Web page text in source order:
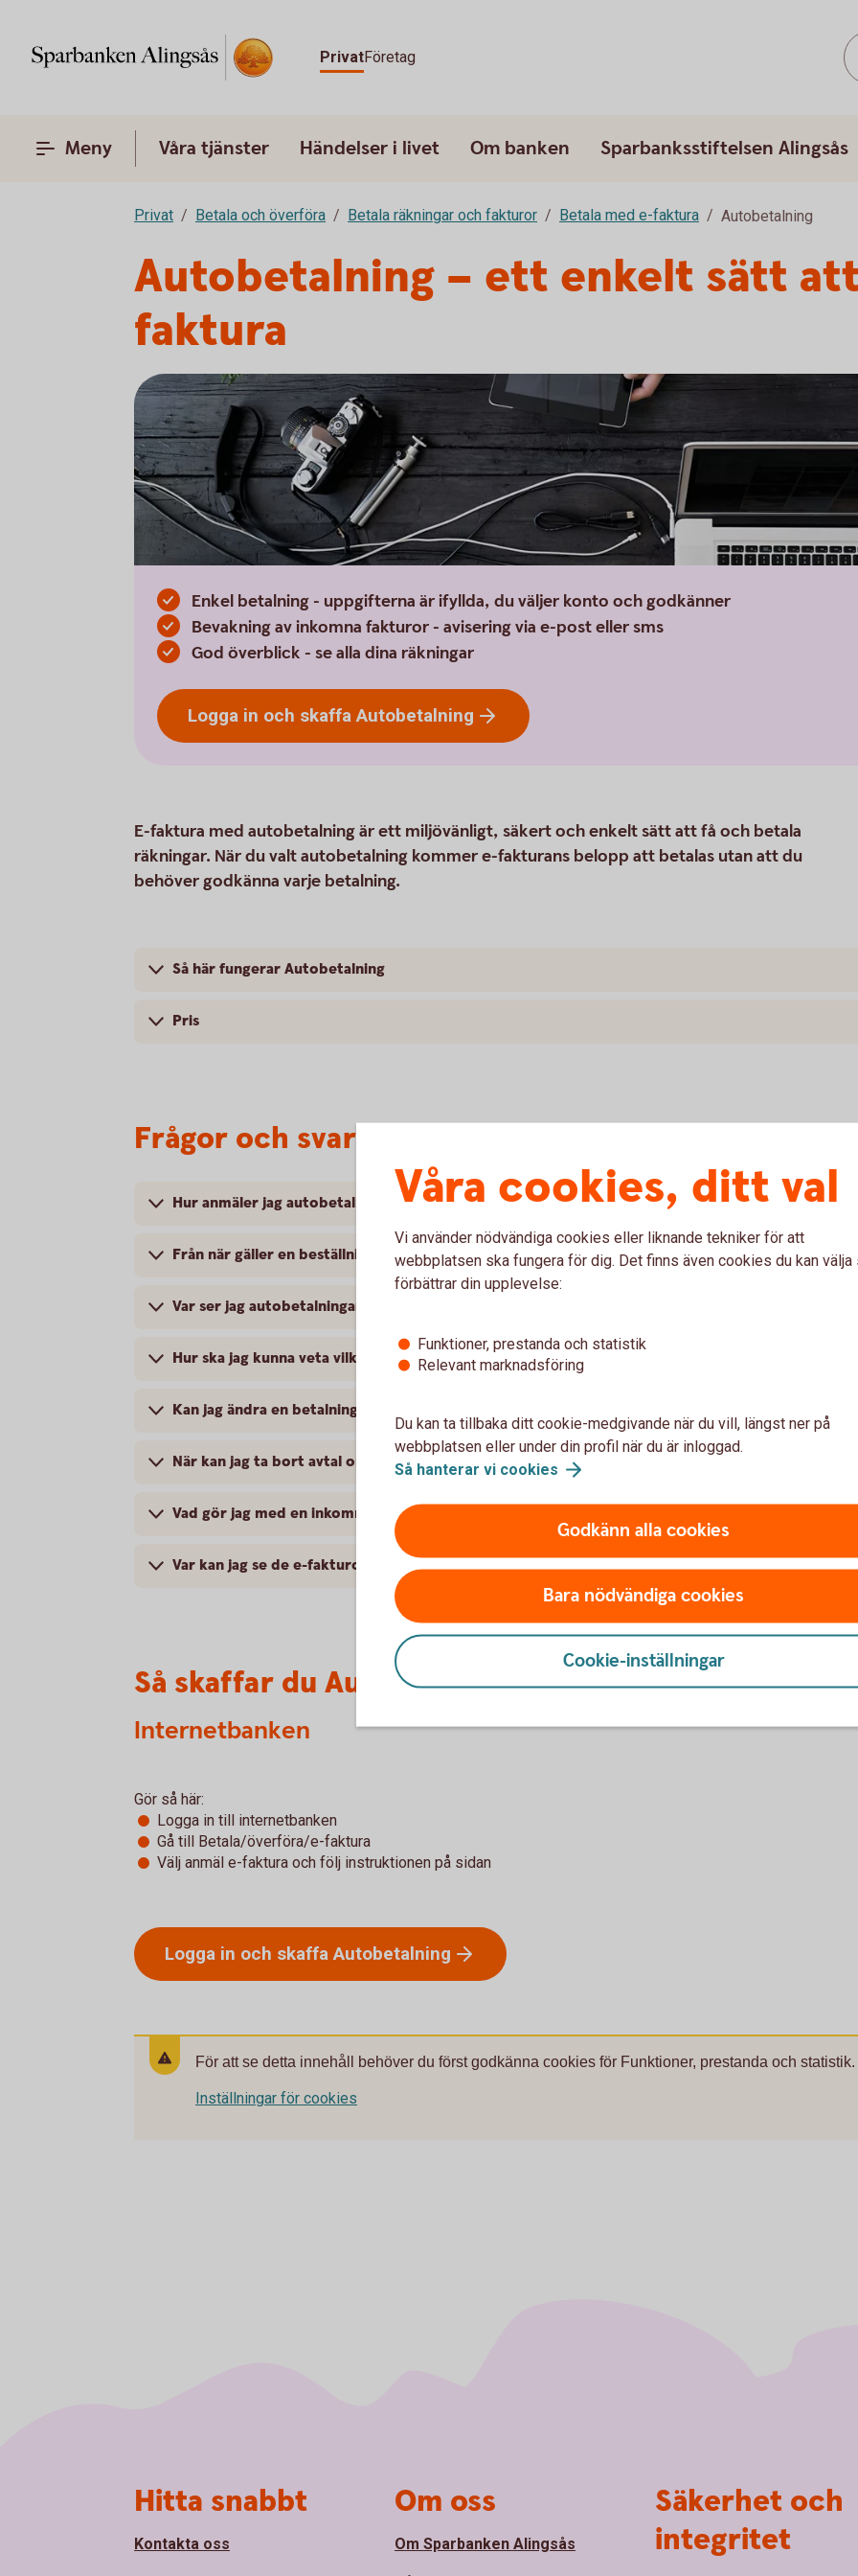
PrivatFöretag
Meny Våra tjänster Händelser i livet Om banken Sparbanksstiftelsen Alingsås
Privat Betala och överföra Betala räkningar och fakturor Betala med e-faktura Autobetalning
Autobetalning – ett enkelt sätt
faktura
Enkel betalning - uppgifterna är ifyllda, du väljer konto och godkänner
Bevakning av inkomna fakturor - avisering via e-post eller sms
God överblick - se alla dina räkningar
Logga in och skaffa Autobetalning
E-faktura med autobetalning är ett miljövänligt, säkert och enkelt sätt att få och betala
räkningar. När du valt autobetalning kommer e-fakturans belopp att betalas utan att du
behöver godkänna varje betalning.
Så här fungerar Autobetalning
Pris
Frågor och svar
Hur anmäler jag autobetalning?
Från när gäller en beställning av autobetalning?
Var ser jag autobetalningar som är upplagda för betalning?
Hur ska jag kunna veta vilka e-fakturor som jag ska betala själv och vilka som läggs upp
Kan jag ändra en betalning som är upplagd med autobetalning?
När kan jag ta bort avtal om autobetalning?
Vad gör jag med en inkommen e-faktura med autobetalning som har noll-belopp?
Var kan jag se de e-fakturor som betalas med autobetalning?
Så skaffar du Autobetalning
Internetbanken
Gör så här:
Logga in till internetbanken
Gå till Betala/överföra/e-faktura
Välj anmäl e-faktura och följ instruktionen på sidan
Logga in och skaffa Autobetalning
För att se detta innehåll behöver du först godkänna cookies för Funktioner, prestanda och statistik.
Inställningar för cookies
Våra cookies, ditt val
Vi använder nödvändiga cookies eller liknande tekniker för att
webbplatsen ska fungera för dig. Det finns även cookies du kan välja
förbättrar din upplevelse:
Funktioner, prestanda och statistik
Relevant marknadsföring
Du kan ta tillbaka ditt cookie-medgivande när du vill, längst ner på
webbplatsen eller under din profil när du är inloggad.
Så hanterar vi cookies
Godkänn alla cookies
Bara nödvändiga cookies
Cookie-inställningar
Hitta snabbt
Kontakta oss
Om oss
Om Sparbanken Alingsås
Säkerhet och
integritet